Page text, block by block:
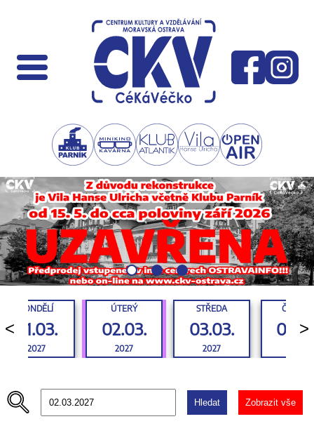
<
PONDĚLÍ
01.03.
2027
ÚTERÝ
02.03.
2027
STŘEDA
03.03.
2027
>
Hledat Zobrazit vše